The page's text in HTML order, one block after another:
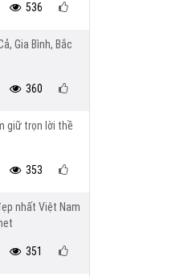
536
Gia Bình, Bắc
360
giữ trọn lời thề
353
nhất Việt Nam
351